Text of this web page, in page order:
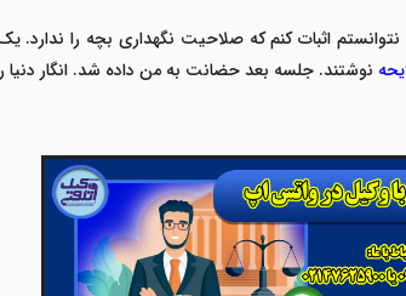
اثبات کنم که صلاحیت نگهداری بچه را
نوشتند. جلسه بعد حضانت به من داده شد. انگار دنیا